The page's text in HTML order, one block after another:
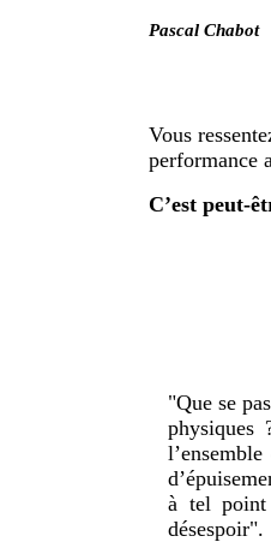
Pascal Chabot
Vous
performance
C’est peut-
"Que se
physiques
à tel point
désespoir".